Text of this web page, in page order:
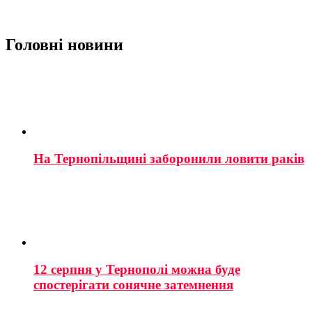
Головні новини
На Тернопільщині заборонили ловити раків
12 серпня у Тернополі можна буде
спостерігати сонячне затемнення